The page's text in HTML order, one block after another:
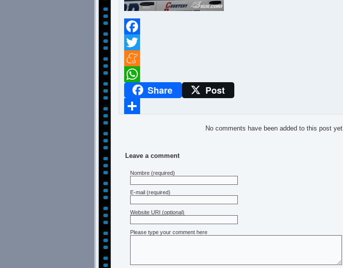
Facebook
Twitter
Meneame
WhatsAppShare Post
No comments have been added to this post yet.
Leave a comment
Nombre (required)
E-mail (required)
Website URI (optional)
Please type your comment here